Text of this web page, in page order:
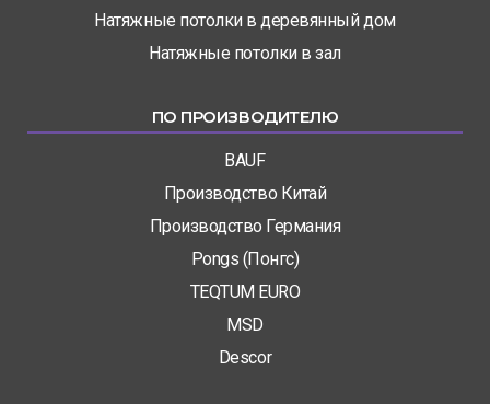
Натяжные потолки в деревянный дом
Натяжные потолки в зал
ПО ПРОИЗВОДИТЕЛЮ
BAUF
Производство Китай
Производство Германия
Pongs (Понгс)
TEQTUM EURO
MSD
Descor